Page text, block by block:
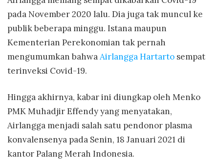
pada November 2020 lalu. Dia juga tak muncul ke
publik beberapa minggu. Istana maupun
Kementerian Perekonomian tak pernah
mengumumkan bahwaAirlangga Hartarto sempat
terinveksi Covid-19.
Hingga akhirnya, kabar ini diungkap oleh Menko
PMK Muhadjir Effendy yang menyatakan,
Airlangga menjadi salah satu pendonor plasma
konvalensenya pada Senin, 18 Januari 2021 di
kantor Palang Merah Indonesia.